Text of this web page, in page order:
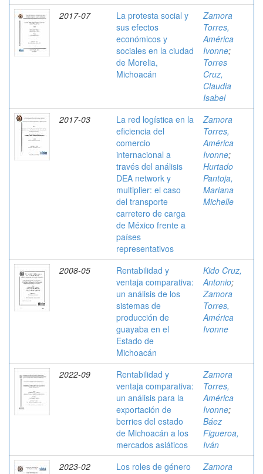
2017-07
La protesta social y
sus efectos
económicos y
sociales en la ciudad
de Morelia,
Michoacán
Zamora
Torres,
América
Ivonne;
Torres
Cruz,
Claudia
Isabel
2017-03
La red logística en la
eficiencia del
comercio
internacional a
través del análisis
DEA network y
multiplier: el caso
del transporte
carretero de carga
de México frente a
países
representativos
Zamora
Torres,
América
Ivonne;
Hurtado
Pantoja,
Mariana
Michelle
2008-05
Rentabilidad y
ventaja comparativa:
un análisis de los
sistemas de
producción de
guayaba en el
Estado de
Michoacán
Kido Cruz,
Antonio;
Zamora
Torres,
América
Ivonne
2022-09
Rentabilidad y
ventaja comparativa:
un análisis para la
exportación de
berries del estado
de Michoacán a los
mercados asiáticos
Zamora
Torres,
América
Ivonne;
Báez
Figueroa,
Iván
2023-02
Los roles de género
Zamora